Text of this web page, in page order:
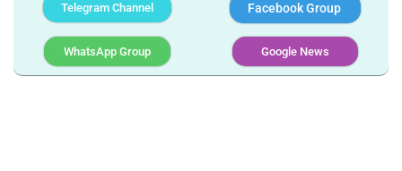
Telegram Channel Facebook Group
WhatsApp Group Google News